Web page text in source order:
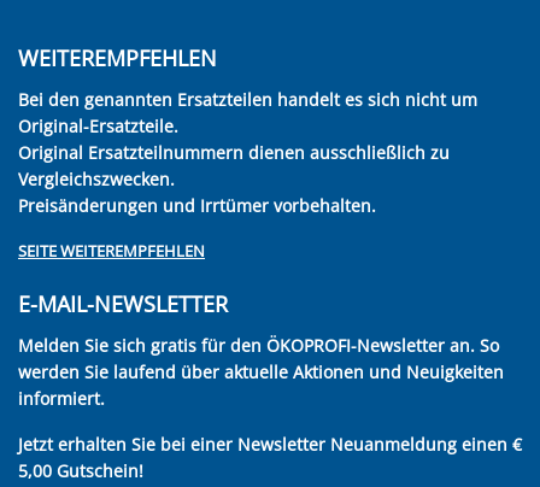
WEITEREMPFEHLEN
Bei den genannten Ersatzteilen handelt es sich nicht um
Original-Ersatzteile.
Original Ersatzteilnummern dienen ausschließlich zu
Vergleichszwecken.
Preisänderungen und Irrtümer vorbehalten.
SEITE WEITEREMPFEHLEN
E-MAIL-NEWSLETTER
Melden Sie sich gratis für den ÖKOPROFI-Newsletter an. So
werden Sie laufend über aktuelle Aktionen und Neuigkeiten
informiert.
Jetzt erhalten Sie bei einer Newsletter Neuanmeldung einen €
5,00 Gutschein!